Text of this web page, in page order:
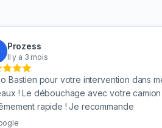
Prozess
Il y a 3 mois
Bastien pour votre intervention dans
! Le débouchage avec votre
rapide ! Je recommande